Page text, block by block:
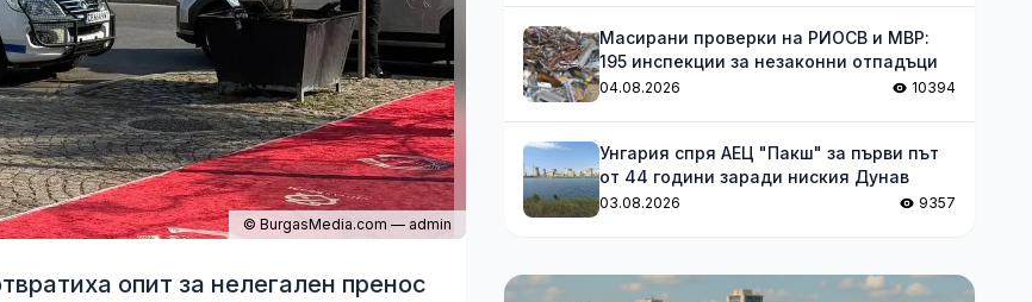
© BurgasMedia.com — admin
опит за нелегален пренос
Масирани проверки на РИОСВ и МВР:
195 инспекции за незаконни отпадъци
04.08.2026 10394
Унгария спря АЕЦ "Пакш" за първи път
от 44 години заради ниския Дунав
03.08.2026 9357